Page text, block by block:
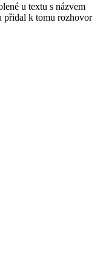
u textu s názvem
přidal k tomu rozhovor